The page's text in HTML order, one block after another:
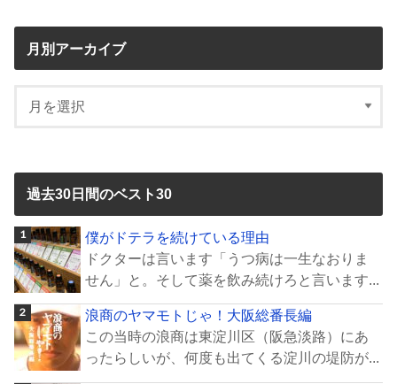
月別アーカイブ
過去30日間のベスト30
僕がドテラを続けている理由
ドクターは言います「うつ病は一生なおりま
せん」と。そして薬を飲み続けろと言います...
浪商のヤマモトじゃ！大阪総番長編
この当時の浪商は東淀川区（阪急淡路）にあ
ったらしいが、何度も出てくる淀川の堤防が...